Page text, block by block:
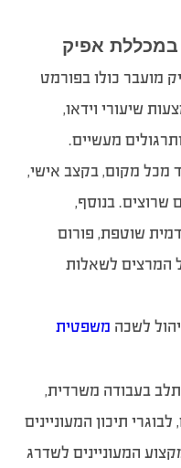
במכללת אפיק
מועבר כולו בפורמט
שיעורי וידאו,
מעשיים.
מכל מקום, בקצב אישי,
שרוצים. בנוסף,
שוטפת, פורום
המרצים לשאלות
לשכה משפטית
בעבודה משרדית,
תיכון המעוניינים
המעוניינים לשדרג